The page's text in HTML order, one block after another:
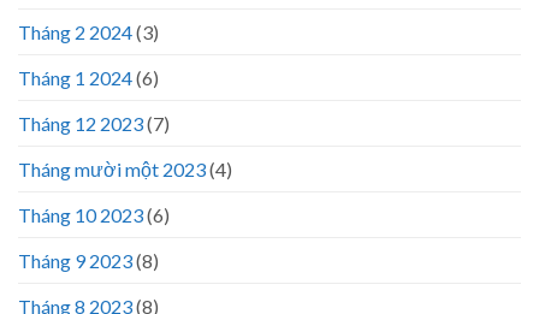
Tháng 2 2024(3)
Tháng 1 2024(6)
Tháng 12 2023(7)
Tháng mười một 2023(4)
Tháng 10 2023(6)
Tháng 9 2023(8)
Tháng 8 2023(8)